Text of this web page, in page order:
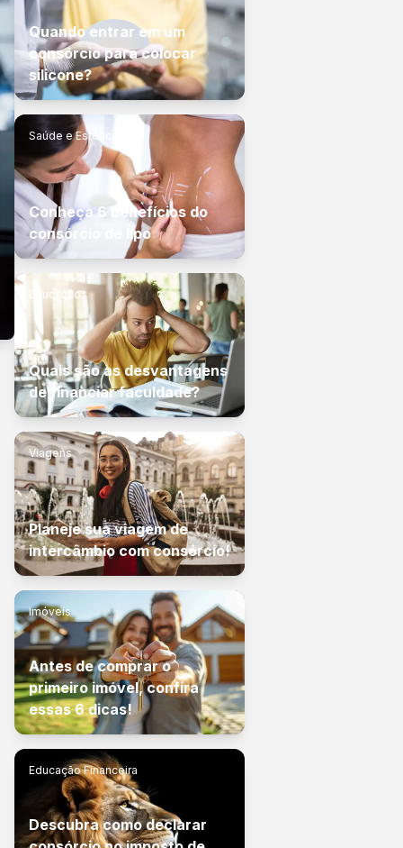
Quando entrar em um
consórcio para colocar
silicone?
Saúde e Estética
Conheça 6 benefícios do
consórcio de lipo
Educação
Quais são as desvantagens
de financiar faculdade?
Viagens
Planeje sua viagem de
intercâmbio com consórcio!
Imóveis
Antes de comprar o
primeiro imóvel, confira
essas 6 dicas!
Educação Financeira
Descubra como declarar